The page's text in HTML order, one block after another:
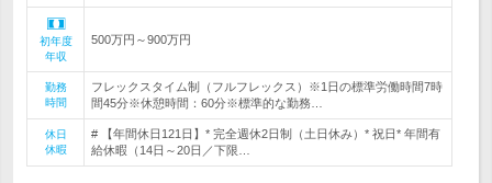
初年度
年収
500万円～900万円
勤務
時間
フレックスタイム制（フルフレックス）※1日の標準労働時間7時
間45分※休憩時間：60分※標準的な勤務…
休日
休暇
# 【年間休日121日】* 完全週休2日制（土日休み）* 祝日* 年間有
給休暇（14日～20日／下限…